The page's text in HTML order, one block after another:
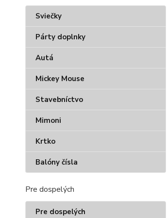
Sviečky
Párty doplnky
Autá
Mickey Mouse
Stavebníctvo
Mimoni
Krtko
Balóny čísla
Pre dospelých
Pre dospelých